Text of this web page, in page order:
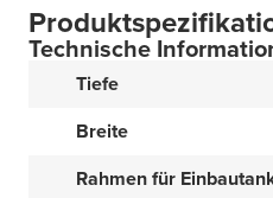
Technische
Tiefe
Breite
Rahmen für